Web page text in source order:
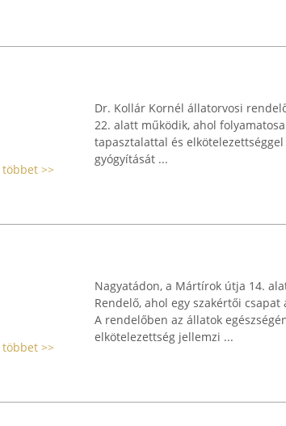
>>
Dr. Kollár Kornél állatorvosi
22. alatt működik, ahol
tapasztalattal és
gyógyítását ...
>>
Nagyatádon, a Mártírok útja 14.
Rendelő, ahol egy szakértői
A rendelőben az állatok
elkötelezettség jellemzi ...